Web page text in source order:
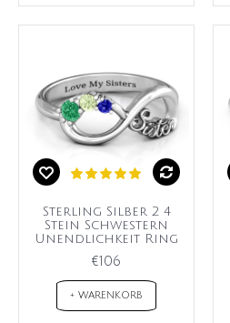
Sterling Silber 2 4
Stein Schwestern
Unendlichkeit Ring
€106
+ WARENKORB